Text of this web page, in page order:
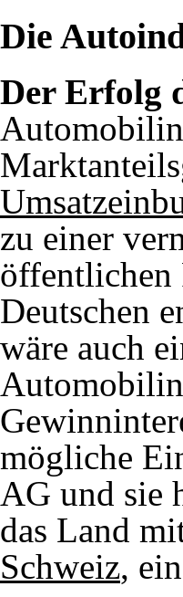
Die
Der Erfolg
zu einer
öffentlichen
Deutschen
wäre auch
mögliche
AG und sie
das Land
Schweiz,